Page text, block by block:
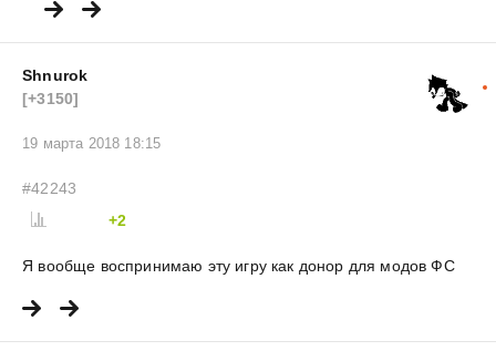
Shnurok
[+3150]
19 марта 2018 18:15
#42243
+2
Я вообще воспринимаю эту игру как донор для модов ФС